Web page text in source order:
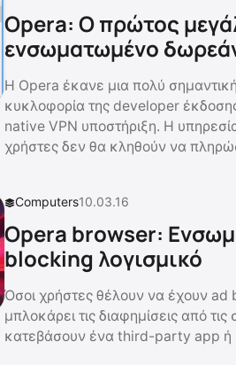
Opera: Ο πρώτος
ενσωματωμένο
H Opera έκανε μια πολύ
κυκλοφορία της developer
native VPN υποστήριξη. Η υπηρεσία
χρήστες δεν θα κληθούν να
Computers10.03.16
Opera browser:
blocking λογισμικό
Όσοι χρήστες θέλουν να έχουν ad
μπλοκάρει τις διαφημίσεις από
κατεβάσουν ένα third-party app ή